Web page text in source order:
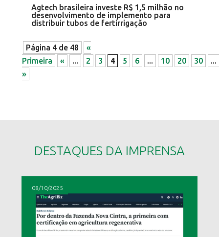
Agtech brasileira investe R$ 1,5 milhão no
desenvolvimento de implemento para
distribuir tubos de fertirrigação
Página 4 de 48
«
Primeira
« ... 2 3 4 5 6 ... 10 20 30
...
»
DESTAQUES DA IMPRENSA
08/10/2025